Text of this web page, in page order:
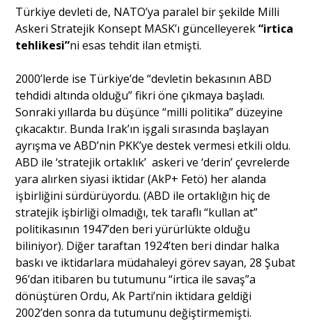
Türkiye devleti de, NATO’ya paralel bir şekilde Milli
Askeri Stratejik Konsept MASK’ı güncelleyerek“irtica
tehlikesi”ni esas tehdit ilan etmişti.
2000’lerde ise Türkiye’de “devletin bekasının ABD
tehdidi altında olduğu” fikri öne çıkmaya başladı.
Sonraki yıllarda bu düşünce “milli politika” düzeyine
çıkacaktır. Bunda Irak’ın işgali sırasında başlayan
ayrışma ve ABD’nin PKK’ye destek vermesi etkili oldu.
ABD ile ‘stratejik ortaklık’ askeri ve ‘derin’ çevrelerde
yara alırken siyasi iktidar (AkP+ Fetö) her alanda
işbirliğini sürdürüyordu. (ABD ile ortaklığın hiç de
stratejik işbirliği olmadığı, tek taraflı “kullan at”
politikasının 1947’den beri yürürlükte olduğu
biliniyor). Diğer taraftan 1924’ten beri dindar halka
baskı ve iktidarlara müdahaleyi görev sayan, 28 Şubat
96’dan itibaren bu tutumunu “irtica ile savaş”a
dönüştüren Ordu, Ak Parti’nin iktidara geldiği
2002’den sonra da tutumunu değiştirmemişti.